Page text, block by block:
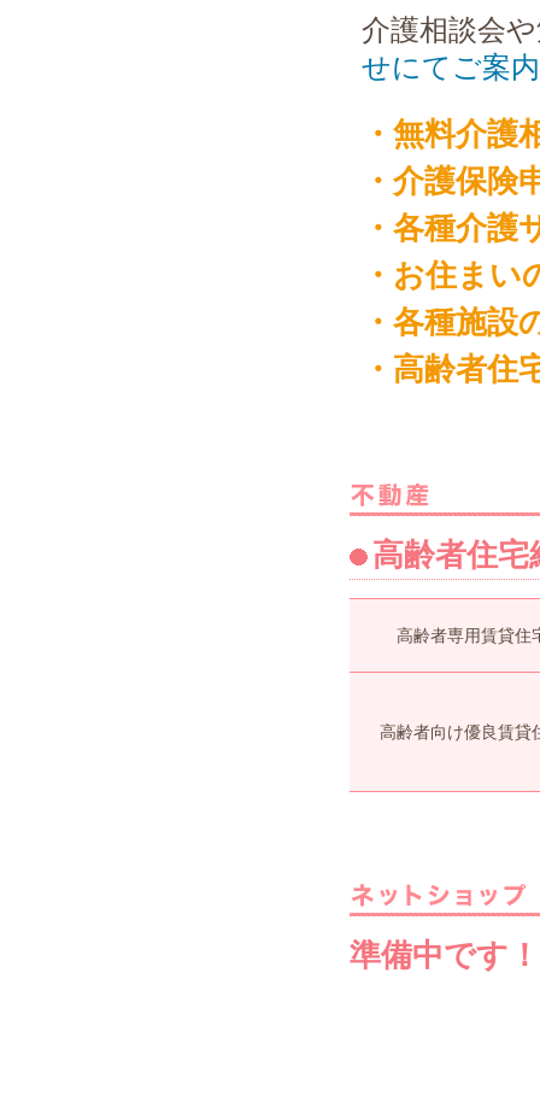
介護相談会
せにてご案
・無料介護
・介護保
・各種介護
・お住まい
・各種施設
・高齢者住
高齢者住宅
高齢者専用賃貸住
高齢者向け優良賃貸
準備中です